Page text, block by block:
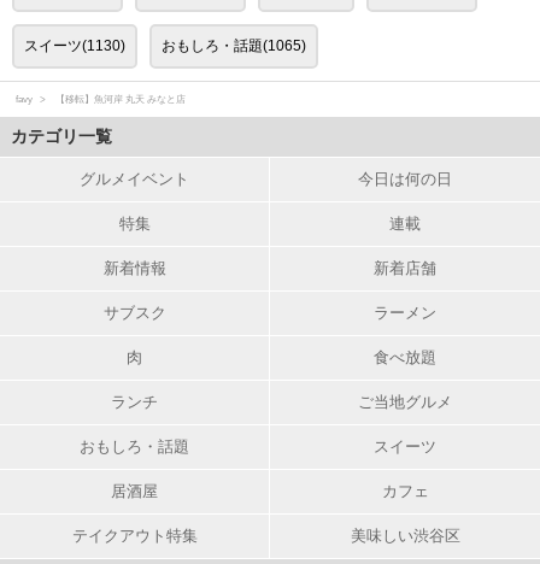
スイーツ(1130) おもしろ・話題(1065)
favy 【移転】魚河岸 丸天 みなと店
カテゴリ一覧
グルメイベント 今日は何の日
特集 連載
新着情報 新着店舗
サブスク ラーメン
肉 食べ放題
ランチ ご当地グルメ
おもしろ・話題 スイーツ
居酒屋 カフェ
テイクアウト特集 美味しい渋谷区